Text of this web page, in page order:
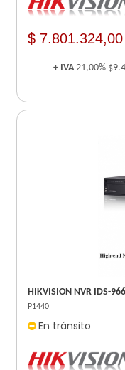
$ 7.801.324,00
+ IVA21,00%
P1440
En tránsito